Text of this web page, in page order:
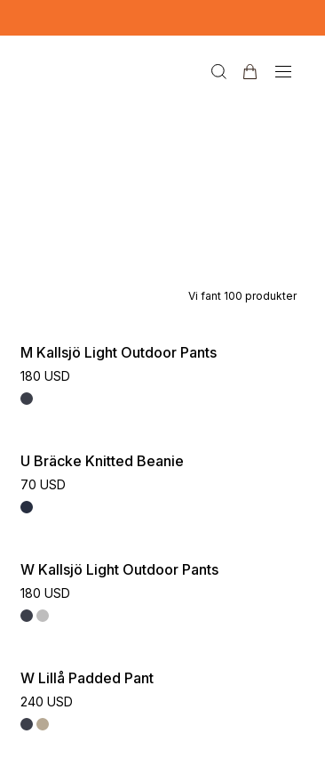
Vi fant 100 produkter
M Kallsjö Light Outdoor Pants
180 USD
U Bräcke Knitted Beanie
70 USD
W Kallsjö Light Outdoor Pants
180 USD
W Lillå Padded Pant
240 USD